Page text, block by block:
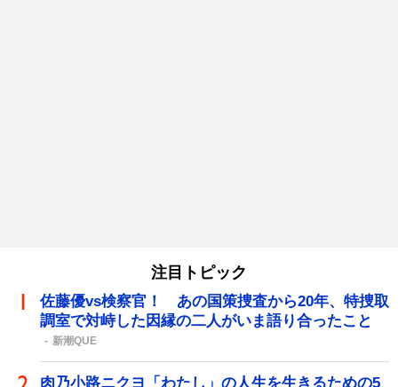
注目トピック
佐藤優vs検察官！ あの国策捜査から20年、特捜取
調室で対峙した因縁の二人がいま語り合ったこと
新潮QUE
肉乃小路ニクヨ「わたし」の人生を生きるための5